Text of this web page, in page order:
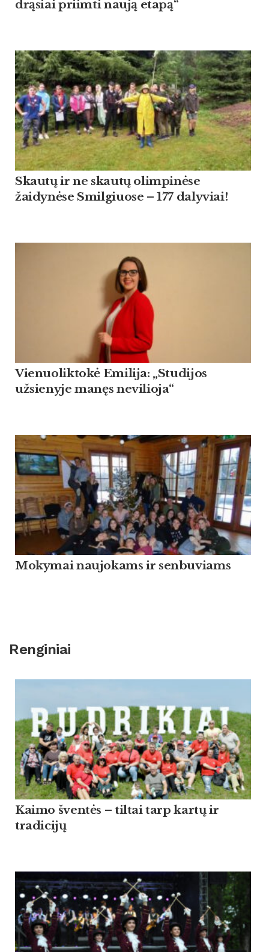
drąsiai priimti naują etapą“
Skautų ir ne skautų olimpinėse
žaidynėse Smilgiuose – 177 dalyviai!
Vienuoliktokė Emilija: „Studijos
užsienyje manęs nevilioja“
Mokymai naujokams ir senbuviams
Renginiai
Kaimo šventės – tiltai tarp kartų ir
tradicijų